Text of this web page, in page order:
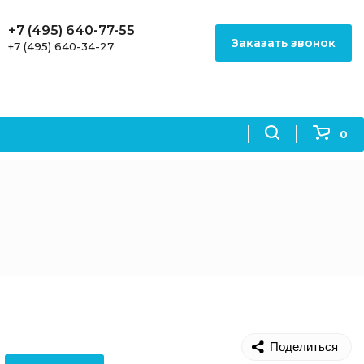
0
+7 (495) 640-77-55
+7 (495) 640-34-27 Заказать звонок
Поделиться